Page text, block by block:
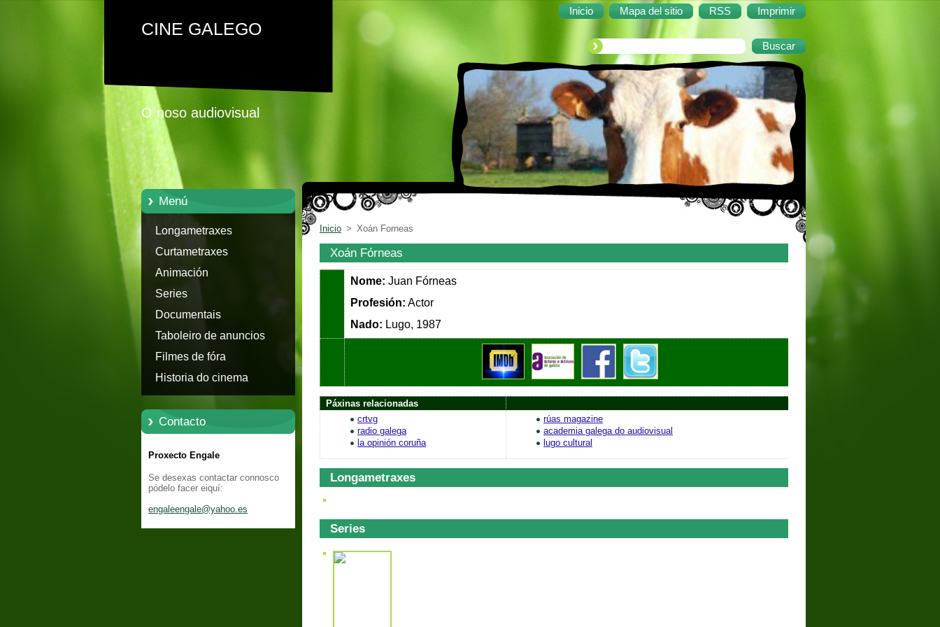
Inicio Mapa del sitio RSS Imprimir
CINE GALEGO
O noso audiovisual
Menú
Longametraxes
Curtametraxes
Animación
Series
Documentais
Taboleiro de anuncios
Filmes de fóra
Historia do cinema
Contacto
Proxecto Engale
Se desexas contactar connosco
pódelo facer eiquí:
engaleengale@yahoo.es
Inicio > Xoán Forneas
Xoán Fórneas
Nome: Juan Fórneas
Profesión: Actor
Nado: Lugo, 1987
Páxinas relacionadas
crtvg
radio galega
la opinión coruña
rúas magazine
academia galega do audiovisual
lugo cultural
Longametraxes
Series